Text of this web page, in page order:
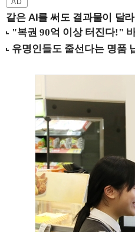
같은 AI를 써도 결과물이 달